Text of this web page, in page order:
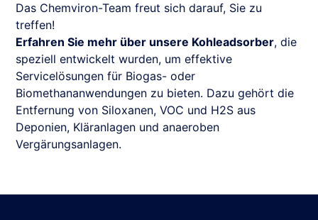
Das Chemviron-Team freut sich darauf, Sie zu
treffen!
Erfahren Sie mehr über unsere Kohleadsorber, die
speziell entwickelt wurden, um effektive
Servicelösungen für Biogas- oder
Biomethananwendungen zu bieten. Dazu gehört die
Entfernung von Siloxanen, VOC und H2S aus
Deponien, Kläranlagen und anaeroben
Vergärungsanlagen.